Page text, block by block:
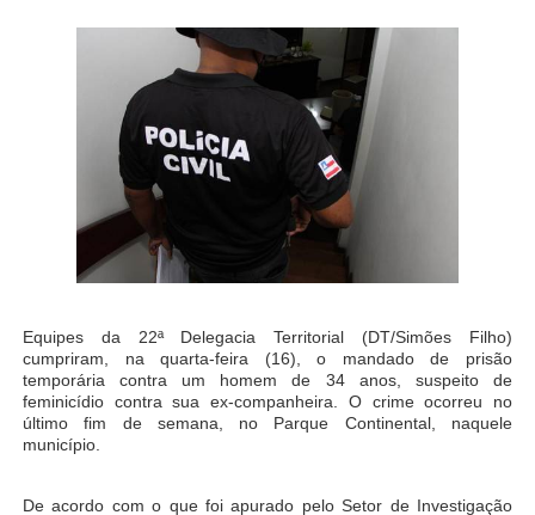
Equipes da 22ª Delegacia Territorial (DT/Simões Filho)
cumpriram, na quarta-feira (16), o mandado de prisão
temporária contra um homem de 34 anos, suspeito de
feminicídio contra sua ex-companheira. O crime ocorreu no
último fim de semana, no Parque Continental, naquele
município.
De acordo com o que foi apurado pelo Setor de Investigação